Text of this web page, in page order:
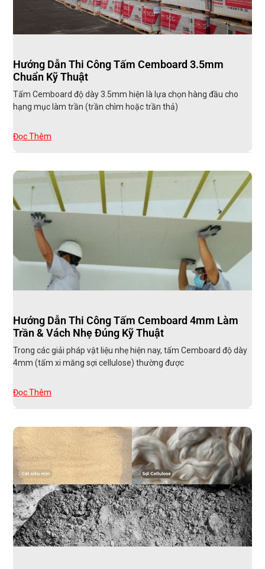
Hướng Dẫn Thi Công Tấm Cemboard 3.5mm
Chuẩn Kỹ Thuật
Tấm Cemboard độ dày 3.5mm hiện là lựa chọn hàng đầu cho
hạng mục làm trần (trần chìm hoặc trần thả)
Đọc Thêm
Hướng Dẫn Thi Công Tấm Cemboard 4mm Làm
Trần & Vách Nhẹ Đúng Kỹ Thuật
Trong các giải pháp vật liệu nhẹ hiện nay, tấm Cemboard độ dày
4mm (tấm xi măng sợi cellulose) thường được
Đọc Thêm